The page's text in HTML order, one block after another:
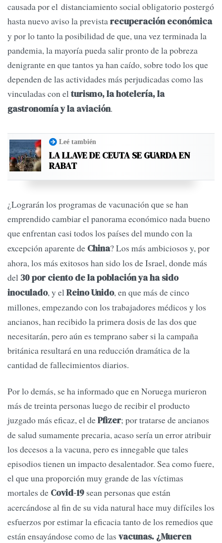
causada por el distanciamiento social obligatorio postergó
hasta nuevo aviso la previstarecuperación económica
y por lo tanto la posibilidad de que, una vez terminada la
pandemia, la mayoría pueda salir pronto de la pobreza
denigrante en que tantos ya han caído, sobre todo los que
dependen de las actividades más perjudicadas como las
vinculadas con elturismo, la hotelería, la
gastronomía y la aviación.
Leé también
LA LLAVE DE CEUTA SE GUARDA EN
RABAT
¿Lograrán los programas de vacunación que se han
emprendido cambiar el panorama económico nada bueno
que enfrentan casi todos los países del mundo con la
excepción aparente de China? Los más ambiciosos y, por
ahora, los más exitosos han sido los de Israel, donde más
del 30 por ciento de la población ya ha sido
inoculado, y el Reino Unido, en que más de cinco
millones, empezando con los trabajadores médicos y los
ancianos, han recibido la primera dosis de las dos que
necesitarán, pero aún es temprano saber si la campaña
británica resultará en una reducción dramática de la
cantidad de fallecimientos diarios.
Por lo demás, se ha informado que en Noruega murieron
más de treinta personas luego de recibir el producto
juzgado más eficaz, el dePfizer; por tratarse de ancianos
de salud sumamente precaria, acaso sería un error atribuir
los decesos a la vacuna, pero es innegable que tales
episodios tienen un impacto desalentador. Sea como fuere,
el que una proporción muy grande de las víctimas
mortales de Covid-19 sean personas que están
acercándose al fin de su vida natural hace muy difíciles los
esfuerzos por estimar la eficacia tanto de los remedios que
están ensayándose como de las vacunas. ¿Mueren